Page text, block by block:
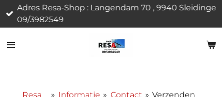
Ga
direct
de
Adres Resa-Shop : Langendam 70 , 9940 Sleidinge
09/3982549
Resa
» Informatie » Contact » Verzenden